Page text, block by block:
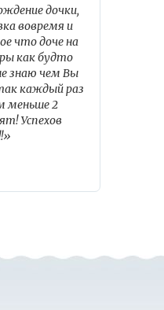
дочки,
вовремя и
что доче на
как будто
знаю чем Вы
каждый раз
меньше 2
Успехов